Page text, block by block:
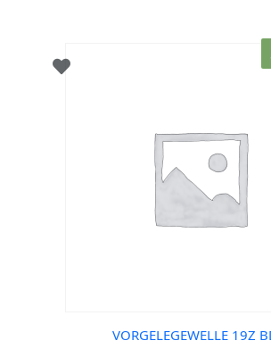
VORGELEGEWELLE 19Z